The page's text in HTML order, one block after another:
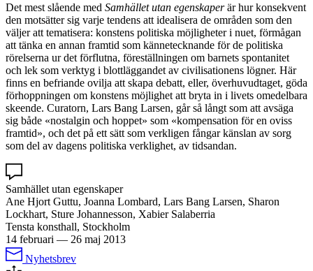
Det mest slående med Samhället utan egenskaperär hur konsekvent
den motsätter sig varje tendens att idealisera de områden som den
väljer att tematisera: konstens politiska möjligheter i nuet, förmågan
att tänka en annan framtid som kännetecknande för de politiska
rörelserna ur det förflutna, föreställningen om barnets spontanitet
och lek som verktyg i blottläggandet av civilisationens lögner. Här
finns en befriande ovilja att skapa debatt, eller, överhuvudtaget, göda
förhoppningen om konstens möjlighet att bryta in i livets omedelbara
skeende. Curatorn, Lars Bang Larsen, går så långt som att avsäga
sig både «nostalgin och hoppet» som «kompensation för en oviss
framtid», och det på ett sätt som verkligen fångar känslan av sorg
som del av dagens politiska verklighet, av tidsandan.
Samhället utan egenskaper
Ane Hjort Guttu, Joanna Lombard, Lars Bang Larsen, Sharon
Lockhart, Sture Johannesson, Xabier Salaberria
Tensta konsthall, Stockholm
14 februari — 26 maj 2013
Nyhetsbrev